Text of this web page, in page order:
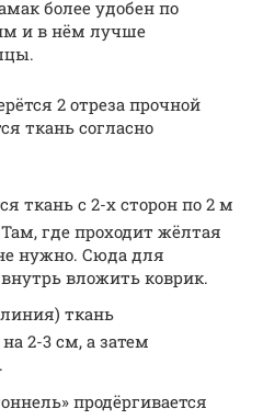
более удобен по
и в нём лучше
2 отреза прочной
ткань согласно
ткань с 2-х сторон по 2 м
где проходит жёлтая
нужно. Сюда для
вложить коврик.
ткань
2-3 см, а затем
продёргивается